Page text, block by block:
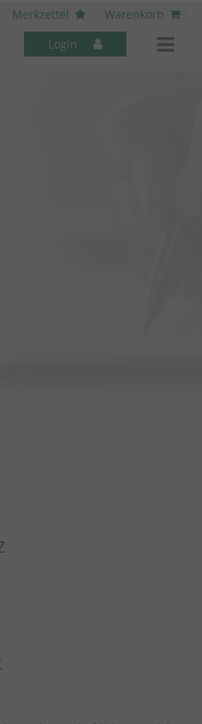
Merkzettel
Warenkorb
Login